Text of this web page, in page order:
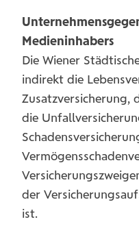
Medieninhabers
Die Wiener
indirekt die
Zusatzversicherung,
die
der
ist.